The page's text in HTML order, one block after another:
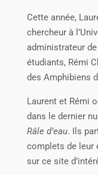
Cette année,
chercheur à
administrateur
étudiants, Rémi
des Amphibiens
Laurent et Rémi
dans le dernier
Râle d’eau. Ils
complets de leur
sur ce site